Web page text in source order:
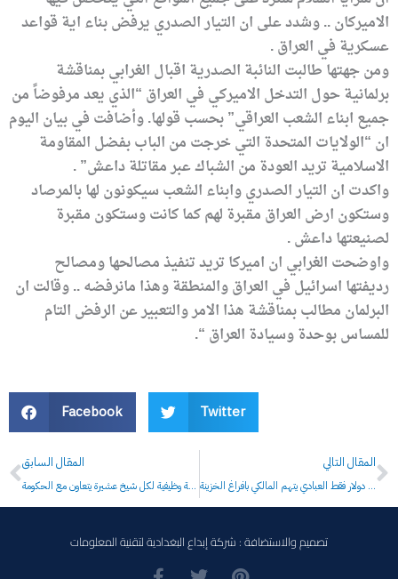
الاميركان .. وشدد على ان التيار الصدري يرفض بناء اية قواعد
عسكرية في العراق .
ومن جهتها طالبت النائبة الصدرية اقبال الغرابي بمناقشة
برلمانية حول التدخل الاميركي في العراق “الذي يعد مرفوضاً من
جميع ابناء الشعب العراقي” بحسب قولها. وأضافت في بيان اليوم
ان “الولايات المتحدة التي خرجت من الباب بفضل المقاومة
الاسلامية تريد العودة من الشباك عبر مقاتلة داعش” .
واكدت ان التيار الصدري وابناء الشعب سيكونون لها بالمرصاد
وستكون ارض العراق مقبرة لهم كما كانت وستكون مقبرة
لصنيعتها داعش .
واوضحت الغرابي ان اميركا تريد تنفيذ مصالحها ومصالح
رديفتها اسرائيل في العراق والمنطقة وهذا مانرفضه .. وقالت ان
البرلمان مطالب بمناقشة هذا الامر والتعبير عن الرفض التام
للمساس بوحدة وسيادة العراق “.
Facebook Twitter
Prev
المقال السابق
اربع مئة درجة وظيفية لكل شيخ عشيرة يتعاون مع الحكومة
المقال التالي
الحكومة مهددة بالافلاس والخزينة لاتحوي اكثر من 3 مليارات دولار فقط العبادي يتهم المالكي بافراغ الخزينة
تصميم والاستضافة : شركة إبداع البغدادية لتقنية المعلومات